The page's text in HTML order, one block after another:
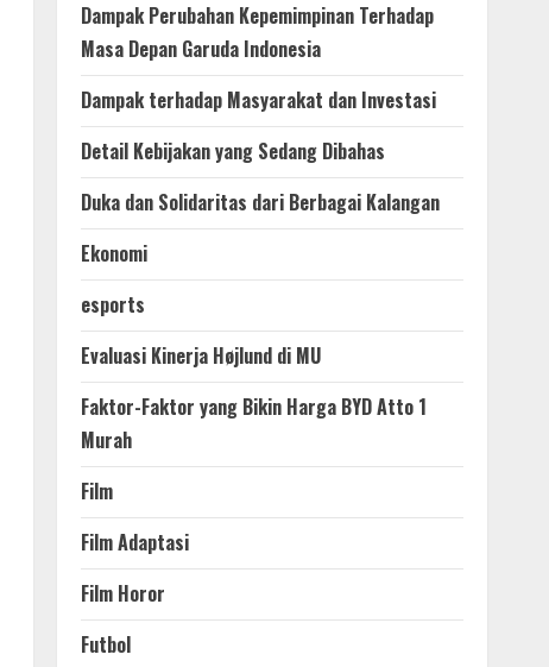
Dampak Perubahan Kepemimpinan Terhadap
Masa Depan Garuda Indonesia
Dampak terhadap Masyarakat dan Investasi
Detail Kebijakan yang Sedang Dibahas
Duka dan Solidaritas dari Berbagai Kalangan
Ekonomi
esports
Evaluasi Kinerja Højlund di MU
Faktor-Faktor yang Bikin Harga BYD Atto 1
Murah
Film
Film Adaptasi
Film Horor
Futbol